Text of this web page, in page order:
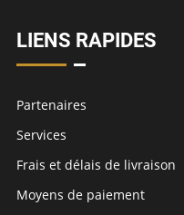
LIENS RAPIDES
Partenaires
Services
Frais et délais de livraison
Moyens de paiement